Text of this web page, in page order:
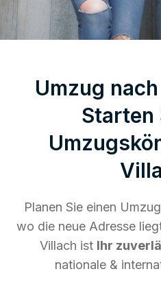
Umzug
Starten
Planen Sie einen
wo die neue Adresse
Villach ist Ihr
nationale &